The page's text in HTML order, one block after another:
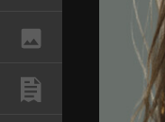
ПУБЛИКАЦИИ